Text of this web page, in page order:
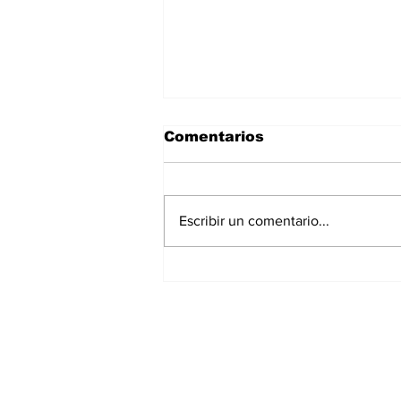
Comentarios
Escribir un comentario...